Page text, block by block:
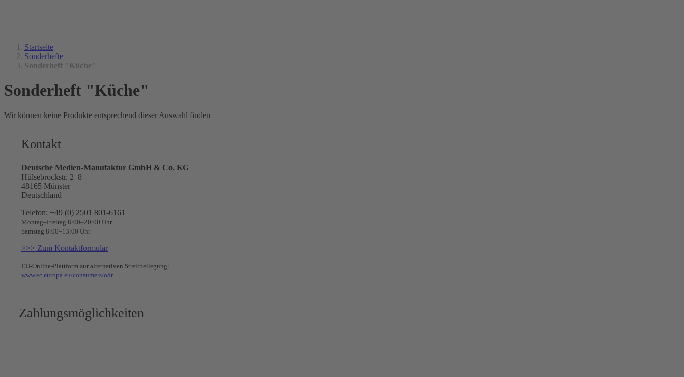
Startseite
Sonderhefte
Sonderheft "Küche"
Sonderheft "Küche"
Wir können keine Produkte entsprechend dieser Auswahl finden
Kontakt
Deutsche Medien-Manufaktur GmbH & Co. KG
Hülsebrockstr. 2–8
48165 Münster
Deutschland
Telefon: +49 (0) 2501 801-6161
Montag–Freitag 8:00–20:00 Uhr
Samstag 8:00–13:00 Uhr
>>> Zum Kontaktformular
EU-Online-Plattform zur alternativen Streitbeilegung:
www.ec.europa.eu/consumers/odr
Zahlungsmöglichkeiten